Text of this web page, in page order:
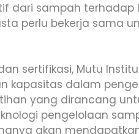
dari sampah terhadap
perlu bekerja sama
sertifikasi, Mutu
kapasitas dalam
yang dirancang
pengelolaan
akan